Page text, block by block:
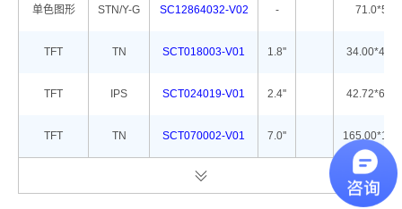
单色图形 STN/Y-G SC12864032-V02 -
TFT TN SCT018003-V01 1.8''
TFT IPS SCT024019-V01 2.4''
TFT TN SCT070002-V01 7.0''